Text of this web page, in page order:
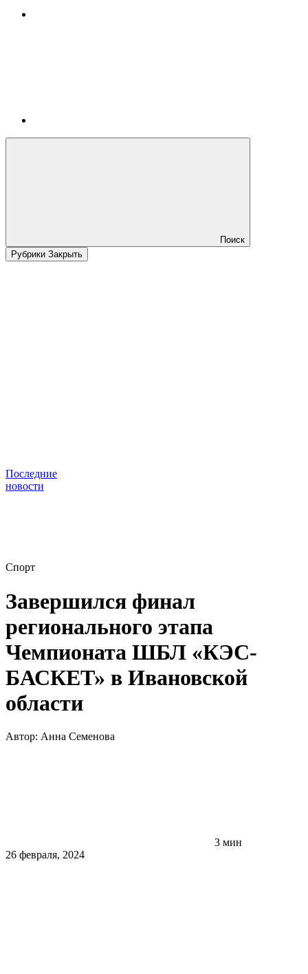
Поиск
Рубрики Закрыть
Последние
новости
Спорт
Завершился финал
регионального этапа
Чемпионата ШБЛ «КЭС-
БАСКЕТ» в Ивановской
области
Автор: Анна Семенова
3 мин
26 февраля, 2024